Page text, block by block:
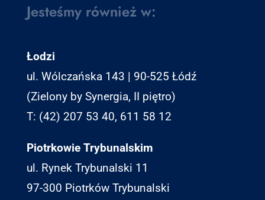
Jesteśmy również w:
Łodzi
ul. Wólczańska 143 | 90-525 Łódź
(Zielony by Synergia, II piętro)
T: (42) 207 53 40, 611 58 12
Piotrkowie Trybunalskim
ul. Rynek Trybunalski 11
97-300 Piotrków Trybunalski